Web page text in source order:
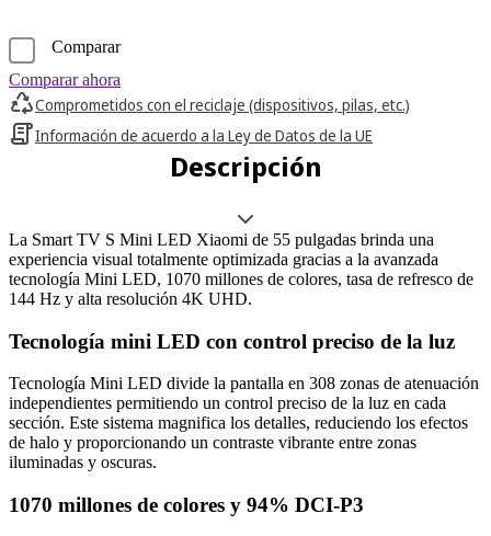
Comparar
Comparar ahora
Comprometidos con el reciclaje (dispositivos, pilas, etc.)
Información de acuerdo a la Ley de Datos de la UE
Descripción
La Smart TV S Mini LED Xiaomi de 55 pulgadas brinda una
experiencia visual totalmente optimizada gracias a la avanzada
tecnología Mini LED, 1070 millones de colores, tasa de refresco de
144 Hz y alta resolución 4K UHD.
Tecnología mini LED con control preciso de la luz
Tecnología Mini LED divide la pantalla en 308 zonas de atenuación
independientes permitiendo un control preciso de la luz en cada
sección. Este sistema magnifica los detalles, reduciendo los efectos
de halo y proporcionando un contraste vibrante entre zonas
iluminadas y oscuras.
1070 millones de colores y 94% DCI-P3